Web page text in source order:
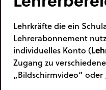
Lehrkräfte die ein
Lehrerabonnement
individuelles Konto (
Zugang zu
„Bildschirmvideo“ oder